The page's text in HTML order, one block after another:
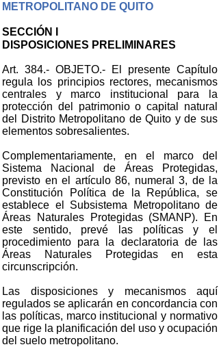
METROPOLITANO DE QUITO
SECCIÓN I
DISPOSICIONES PRELIMINARES
Art. 384.- OBJETO.- El presente Capítulo
regula los principios rectores, mecanismos
centrales y marco institucional para la
protección del patrimonio o capital natural
del Distrito Metropolitano de Quito y de sus
elementos sobresalientes.
Complementariamente, en el marco del
Sistema Nacional de Áreas Protegidas,
previsto en el artículo 86, numeral 3, de la
Constitución Política de la República, se
establece el Subsistema Metropolitano de
Áreas Naturales Protegidas (SMANP). En
este sentido, prevé las políticas y el
procedimiento para la declaratoria de las
Áreas Naturales Protegidas en esta
circunscripción.
Las disposiciones y mecanismos aquí
regulados se aplicarán en concordancia con
las políticas, marco institucional y normativo
que rige la planificación del uso y ocupación
del suelo metropolitano.